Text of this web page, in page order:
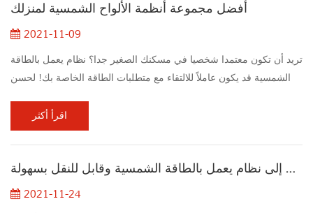
ألوا...
أفضل مجموعة أنظمة الألواح الشمسية لمنزلك
2021-11-09
تريد أن تكون معتمدا شخصيا في مسكنك الصغير جدا؟ نظام يعمل بالطاقة
الشمسية قد يكون عاملاً للالتقاء مع متطلبات الطاقة الخاصة بك! لحسن
من أي وقت مضى. جعلت التطورات في العقود الأخيرة التقنيات
الكهروضوئية في متناول الجميع بالإضافة إلى إمكانية الوصول إليها على
أمرين. ربط الشبكة أو ...
اقرأ أكثر
يجب أن تحتاج إلى نظام يعمل بالطاقة الشمسية وقابل للنقل بسهولة
2021-11-24